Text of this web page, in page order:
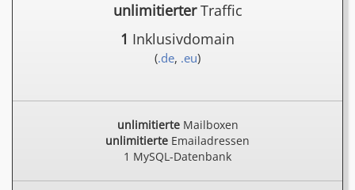
unlimitierterTraffic
1 Inklusivdomain
(.de, .eu)
unlimitierteMailboxen
unlimitierte Emailadressen
1 MySQL-Datenbank